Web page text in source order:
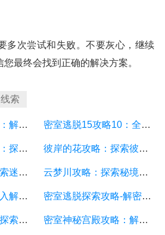
多次尝试和失败。不要灰心，继续
最终会找到正确的解决方案。
线索
密室逃脱宫殿攻略：解锁谜题，逃出生天 密室逃脱15攻略10：全面指南、技巧和解谜策略
神秘的花生镇攻略：探索迷失的小镇，解开谜题的秘密 彼岸的花攻略：探索彼岸世界，解锁花朵奥秘
迷宫世界攻略：探索迷宫、解谜、战胜怪物的终极指南 云梦川攻略：探索秘境，解谜冒险，尽享游戏乐趣
死亡密室攻略：深入解密与生存的终极指南 密室逃脱探索攻略-解密谜题、寻找线索、突破困境
失落的神庙攻略：探索秘境，解谜拯救神庙 密室神秘宫殿攻略：解密迷失的宝藏与谜题